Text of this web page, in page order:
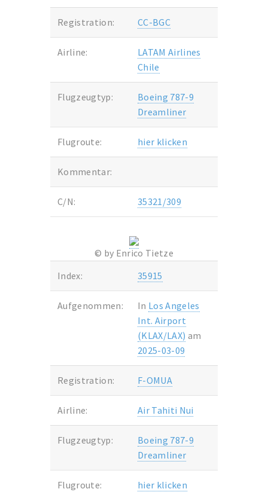
Registration: CC-BGC
Airline:
LATAM Airlines
Chile
Flugzeugtyp:
Boeing 787-9
Dreamliner
Flugroute: hier klicken
Kommentar:
C/N: 35321/309
© by Enrico Tietze
Index:
35915
Aufgenommen: In Los Angeles
Int. Airport
(KLAX/LAX) am
2025-03-09
Registration: F-OMUA
Airline: Air Tahiti Nui
Flugzeugtyp:
Boeing 787-9
Dreamliner
Flugroute: hier klicken